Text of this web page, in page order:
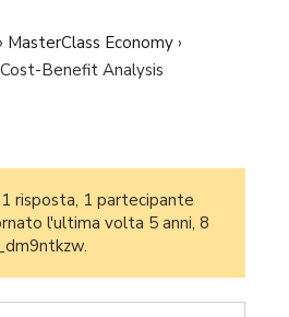
› MasterClass Economy ›
Benefit Analysis
risposta, 1 partecipante
l'ultima volta 5 anni, 8
.